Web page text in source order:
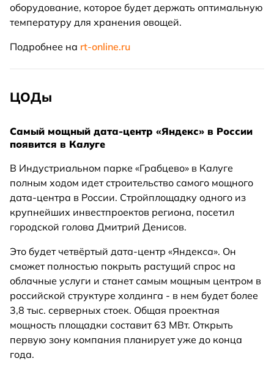
оборудование, которое будет держать оптимальную
температуру для хранения овощей.
Подробнее на rt-online.ru
ЦОДы
Самый мощный дата-центр «Яндекс» в России
появится в Калуге
В Индустриальном парке «Грабцево» в Калуге
полным ходом идет строительство самого мощного
дата-центра в России. Стройплощадку одного из
крупнейших инвестпроектов региона, посетил
городской голова Дмитрий Денисов.
Это будет четвёртый дата-центр «Яндекса». Он
сможет полностью покрыть растущий спрос на
облачные услуги и станет самым мощным центром в
российской структуре холдинга - в нем будет более
3,8 тыс. серверных стоек. Общая проектная
мощность площадки составит 63 МВт. Открыть
первую зону компания планирует уже до конца
года.